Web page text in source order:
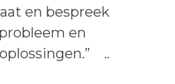
en bespreek
en
..